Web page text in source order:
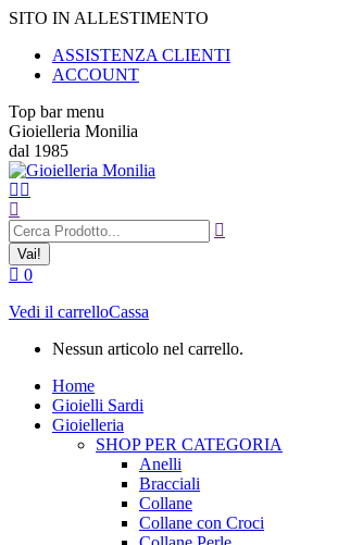
Vai
contenuti
SITO IN ALLESTIMENTO
ASSISTENZA CLIENTI
ACCOUNT
Top bar menu
Gioielleria Monilia
dal 1985
Cerca:
0
Vedi il carrelloCassa
Nessun articolo nel carrello.
Home
Gioielli Sardi
Gioielleria
SHOP PER CATEGORIA
Anelli
Bracciali
Collane
Collane con Croci